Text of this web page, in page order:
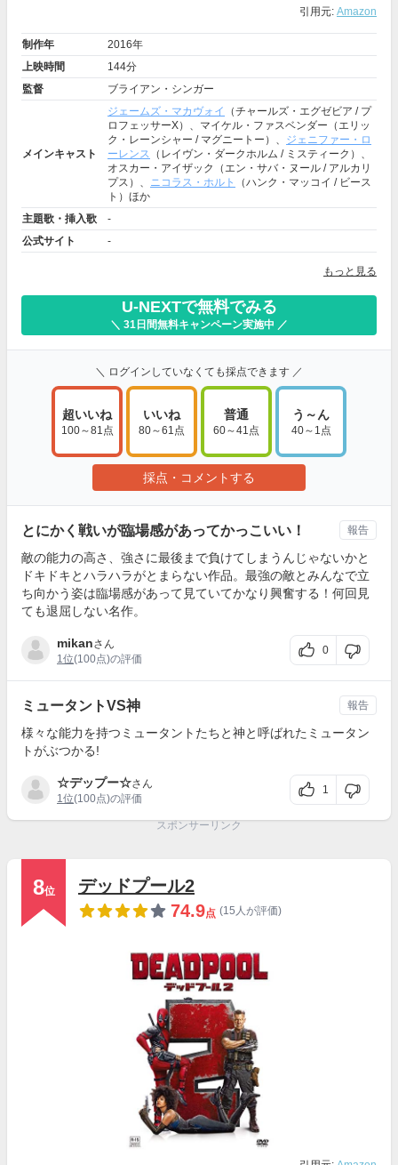
引用元: Amazon
制作年
2016年
上映時間
144分
監督
ブライアン・シンガー
メインキャスト
ジェームズ・マカヴォイ
（チャールズ・エグゼビア / プ
ロフェッサーX）、マイケル・ファスベンダー（エリッ
ク・レーンシャー / マグニートー）、 ジェニファー・ロ
ーレンス （レイヴン・ダークホルム / ミスティーク）、
オスカー・アイザック（エン・サバ・ヌール / アルカリ
プス）、 ニコラス・ホルト
（ハンク・マッコイ / ビース
ト）ほか
主題歌・挿入歌
-
公式サイト
-
もっと見る
U-NEXTで無料でみる
＼ 31日間無料キャンペーン実施中 ／
＼ ログインしていなくても採点できます ／
超いいね
100～81点
いいね
80～61点
普通
60～41点
う～ん
40～1点
採点・コメントする
とにかく戦いが臨場感があってかっこいい！
敵の能力の高さ、強さに最後まで負けてしまうんじゃないかと
ドキドキとハラハラがとまらない作品。最強の敵とみんなで立
ち向かう姿は臨場感があって見ていてかなり興奮する！何回見
ても退屈しない名作。
mikanさん
1位(100点)の評価
0
報告
ミュータントVS神
様々な能力を持つミュータントたちと神と呼ばれたミュータン
トがぶつかる!
☆デップー☆さん
1位(100点)の評価
1
報告
スポンサーリンク
8位
デッドプール2
74.9点 (15人が評価)